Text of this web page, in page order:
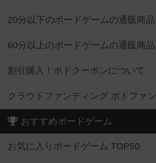
20分以下のボードゲームの通販商品
60分以上のボードゲームの通販商品
割引購入！ボドクーポンについて
クラウドファンディング ボドファン
おすすめボードゲーム
お気に入りボードゲーム TOP50